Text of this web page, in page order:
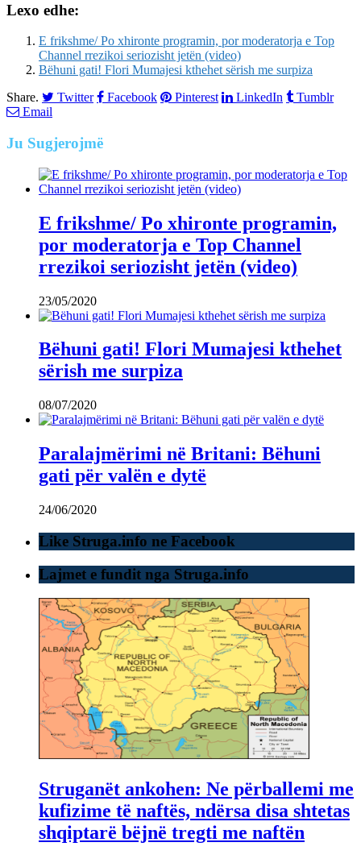
Lexo edhe:
E frikshme/ Po xhironte programin, por moderatorja e Top
Channel rrezikoi seriozisht jetën (video)
Bëhuni gati! Flori Mumajesi kthehet sërish me surpiza
Share.
Twitter Facebook Pinterest LinkedIn
Tumblr
Email
Ju Sugjerojmë
E frikshme/ Po xhironte programin,
por moderatorja e Top Channel
rrezikoi seriozisht jetën (video)
23/05/2020
Bëhuni gati! Flori Mumajesi kthehet
sërish me surpiza
08/07/2020
Paralajmërimi në Britani: Bëhuni
gati për valën e dytë
24/06/2020
Like Struga.info ne Facebook
Lajmet e fundit nga Struga.info
Struganët ankohen: Ne përballemi me
kufizime të naftës, ndërsa disa shtetas
shqiptarë bëjnë tregti me naftën